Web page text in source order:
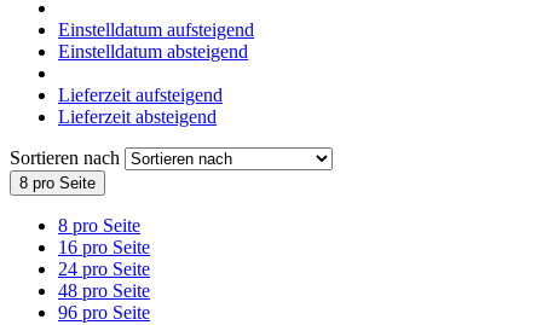
Einstelldatum aufsteigend
Einstelldatum absteigend
Lieferzeit aufsteigend
Lieferzeit absteigend
Sortieren nach
8 pro Seite
8 pro Seite
16 pro Seite
24 pro Seite
48 pro Seite
96 pro Seite